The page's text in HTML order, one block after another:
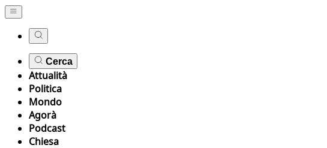
Cerca
Attualità
Politica
Mondo
Agorà
Podcast
Chiesa